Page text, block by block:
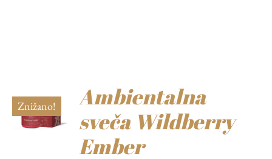
Znižano!
Ambientalna
sveča Wildberry
Ember